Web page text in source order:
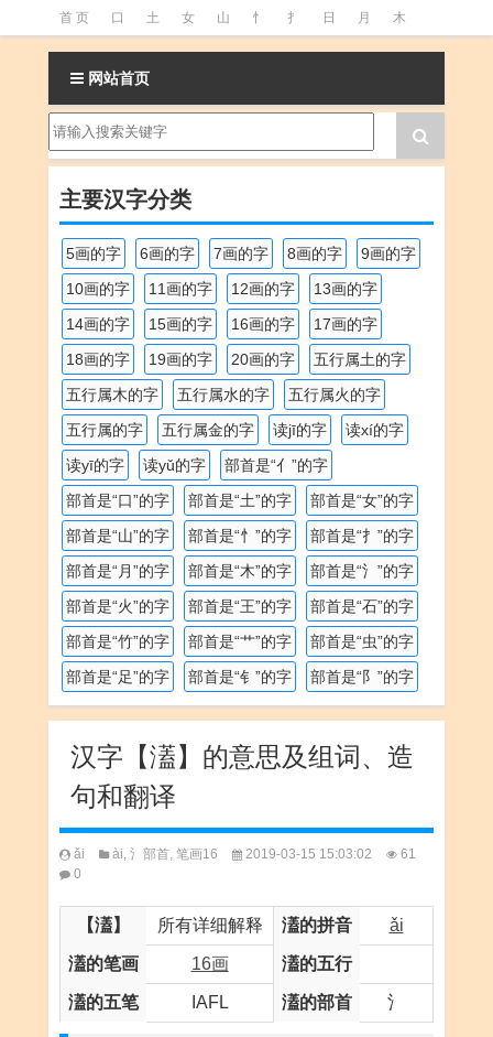
首 页 口 土 女 山 忄 扌 日 月 木
氵 火 王 石 竹 糹 艹 虫 言 足
阝 魚
网站首页
主要汉字分类
5画的字 6画的字 7画的字 8画的字
9画的字
10画的字
11画的字 12画的字
13画的字
14画的字
15画的字 16画的字
17画的字
18画的字
19画的字 20画的字
五行属土的字
五行属木的字
五行属水的字
五行属火的字
五行属的字
五行属金的字 读jī的字
读xí的字
读yī的字
读yǔ的字
部首是“亻”的字
部首是“口”的字
部首是“土”的字
部首是“女”的字
部首是“山”的字
部首是“忄”的字
部首是“扌”的字
部首是“月”的字
部首是“木”的字
部首是“氵”的字
部首是“火”的字
部首是“王”的字
部首是“石”的字
部首是“竹”的字
部首是“艹”的字
部首是“虫”的字
部首是“足”的字
部首是“钅”的字 部首是“阝”的字
汉字【濭】的意思及组词、造
句和翻译
ǎi ài, 氵部首, 笔画16 2019-03-15 15:03:02
61
0
【濭】 所有详细解释 濭的拼音 ǎi
濭的笔画 16画 濭的五行
濭的五笔 IAFL 濭的部首 氵